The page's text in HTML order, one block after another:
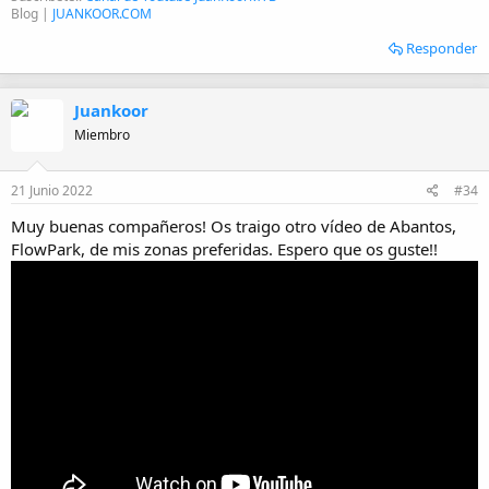
Blog | JUANKOOR.COM
Responder
Juankoor
Miembro
21 Junio 2022 #34
Muy buenas compañeros! Os traigo otro vídeo de Abantos,
FlowPark, de mis zonas preferidas. Espero que os guste!!